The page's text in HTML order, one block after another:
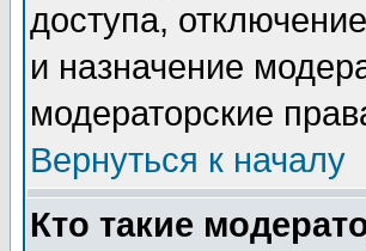
доступа,
и назначение
модераторские
Вернуться к началу
Кто такие